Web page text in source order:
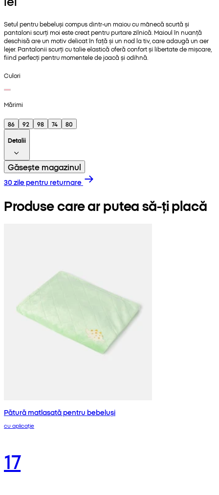
Setul pentru bebeluși compus dintr-un maiou cu mânecă scurtă și
pantaloni scurți moi este creat pentru purtare zilnică. Maioul în nuanță
deschisă are un motiv delicat în față și un nod la tiv, care adaugă un aer
lejer. Pantalonii scurți cu talie elastică oferă confort și libertate de mișcare,
fiind perfecți pentru momentele de joacă și odihnă.
Culori
Mărimi
86 92 98 74
80
Detalii
Găsește magazinul
30 zile pentru returnare
Produse care ar putea să-ți placă
Pătură matlasată pentru bebeluși
cu aplicație
17